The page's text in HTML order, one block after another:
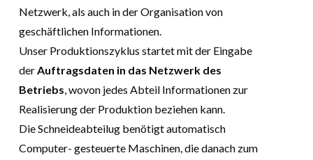
Netzwerk, als auch in der Organisation von
geschäftlichen Informationen.
Unser Produktionszyklus startet mit der Eingabe
derAuftragsdaten in das Netzwerk des
Betriebs, wovon jedes Abteil Informationen zur
Realisierung der Produktion beziehen kann.
Die Schneideabteilug benötigt automatisch
Computer- gesteuerte Maschinen, die danach zum